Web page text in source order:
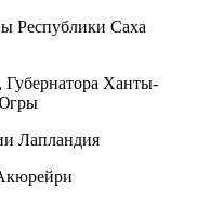
Республики Саха
Ханты-
Лапландия